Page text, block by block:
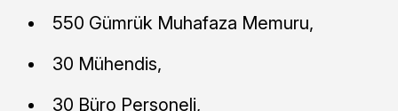
550 Gümrük Muhafaza Memuru,
30 Mühendis,
30 Büro Personeli,